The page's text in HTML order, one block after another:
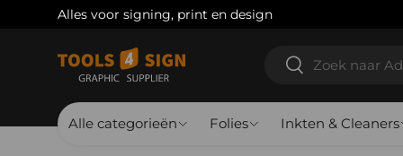
Alles voor signing, print en design
Zoeken
Zoeken
Alle categorieën Folies Inkten & Cleaners